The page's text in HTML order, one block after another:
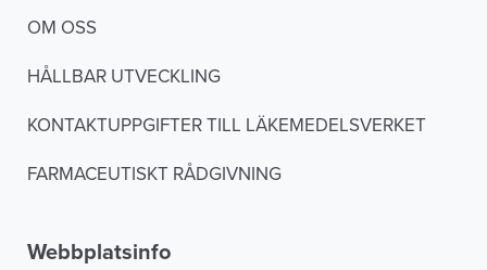
OM OSS
HÅLLBAR UTVECKLING
KONTAKTUPPGIFTER TILL LÄKEMEDELSVERKET
FARMACEUTISKT RÅDGIVNING
Webbplatsinfo